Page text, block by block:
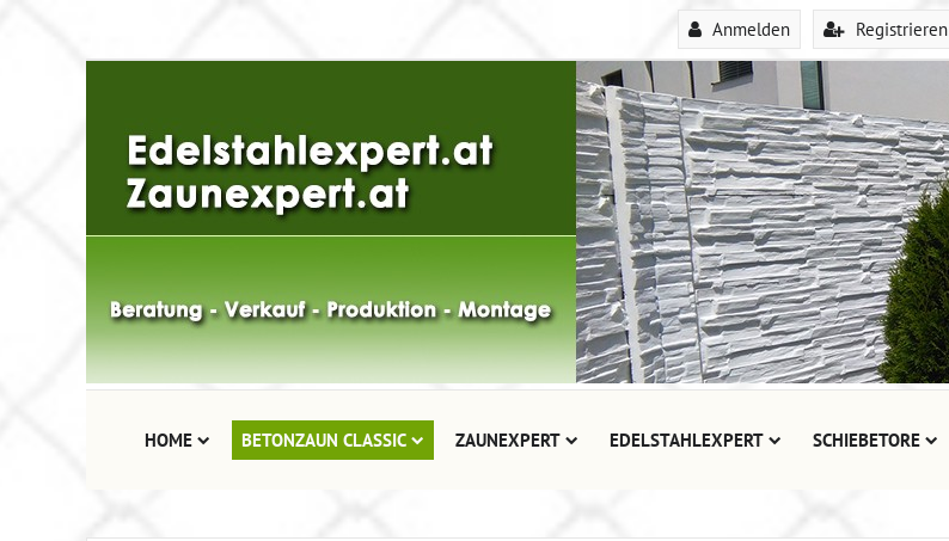
Anmelden Registrieren
HOME BETONZAUN CLASSIC ZAUNEXPERT EDELSTAHLEXPERT SCHIEBETORE